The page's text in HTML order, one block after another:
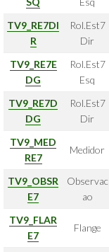
TV9_RE7DI
R
Rol.Est7
Dir
TV9_RE7E
DG
Rol.Est7
Esq
TV9_RE7D
DG
Rol.Est7
Dir
TV9_MED
RE7
Medidor
TV9_OBSR
E7
Observac
ao
TV9_FLAR
E7
Flange